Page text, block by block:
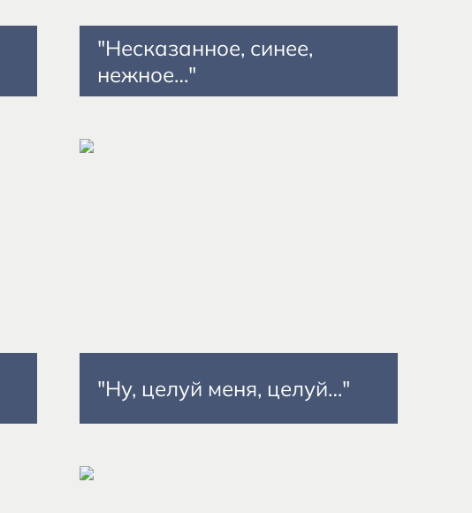
"Несказанное, синее,
нежное…"
"Ну, целуй меня, целуй…"